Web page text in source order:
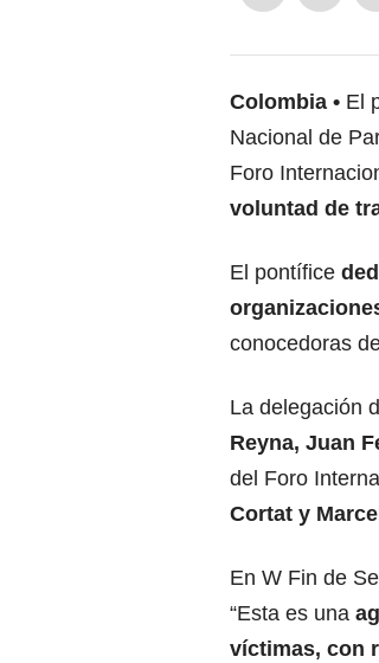
Colombia
El
Nacional de
Foro
voluntad de
El pontífice
conocedoras
La delegación
Reyna, Juan
del Foro
Cortat y
En W Fin de
“Esta es una
víctimas, con